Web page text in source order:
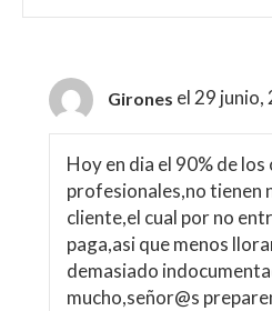
Girones el 29 junio,
Hoy en dia el 90% de
profesionales,no tienen
cliente,el cual por no
paga,asi que menos
demasiado
mucho,señor@s